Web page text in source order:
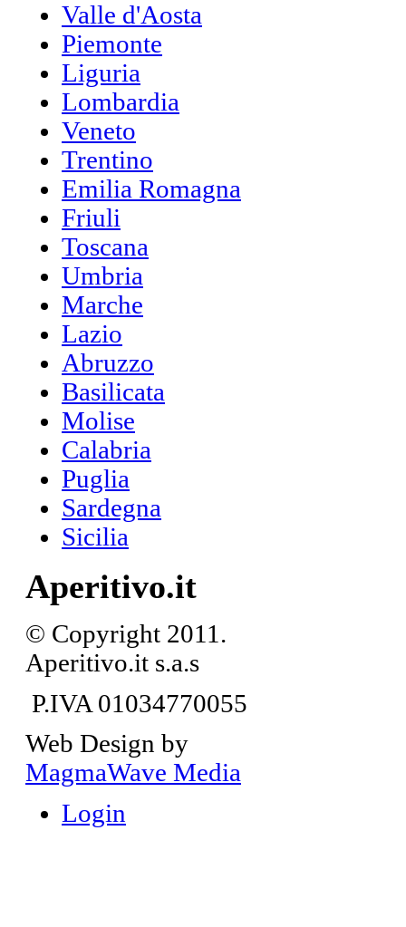
Valle d'Aosta
Piemonte
Liguria
Lombardia
Veneto
Trentino
Emilia Romagna
Friuli
Toscana
Umbria
Marche
Lazio
Abruzzo
Basilicata
Molise
Calabria
Puglia
Sardegna
Sicilia
Aperitivo.it
© Copyright 2011.
Aperitivo.it s.a.s
P.IVA 01034770055
Web Design by
MagmaWave Media
Login